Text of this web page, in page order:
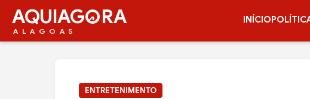
AQUIAG RA
ALAGOAS
INÍCIO
ENTRETENIMENTO